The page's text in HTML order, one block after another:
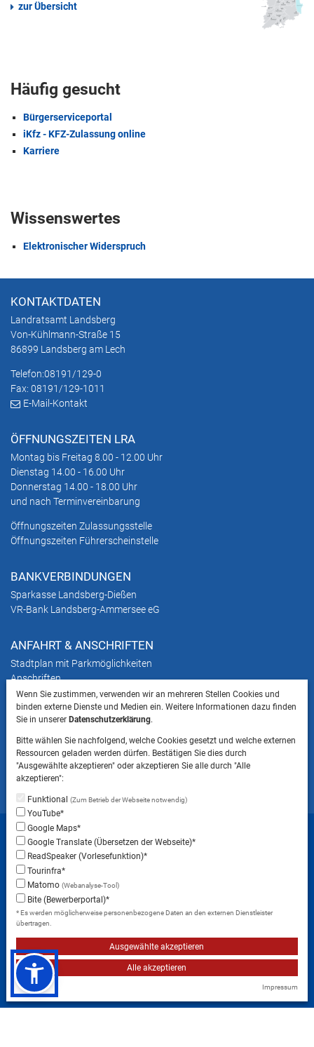
zur Übersicht
Häufig gesucht
Bürgerserviceportal
iKfz - KFZ-Zulassung online
Karriere
Wissenswertes
Elektronischer Widerspruch
KONTAKTDATEN
Landratsamt Landsberg
Von-Kühlmann-Straße 15
86899 Landsberg am Lech
Telefon:08191/129-0
Fax: 08191/129-1011
E-Mail-Kontakt
ÖFFNUNGSZEITEN LRA
Montag bis Freitag 8.00 - 12.00 Uhr
Dienstag 14.00 - 16.00 Uhr
Donnerstag 14.00 - 18.00 Uhr
und nach Terminvereinbarung
Öffnungszeiten Zulassungsstelle
Öffnungszeiten Führerscheinstelle
BANKVERBINDUNGEN
Sparkasse Landsberg-Dießen
VR-Bank Landsberg-Ammersee eG
ANFAHRT & ANSCHRIFTEN
Stadtplan mit Parkmöglichkeiten
Anschriften
HINWEIS
ins Landratsamt Landsberg am Lech NICHT
gestattet ist.
Startseite Sitemap
Datenschutzeinstellungen
Erklärung zur Barrierefreiheit
Instagram
Facebook
Wenn Sie zustimmen, verwenden wir an mehreren Stellen Cookies und
binden externe Dienste und Medien ein. Weitere Informationen dazu finden
Sie in unsererDatenschutzerklärung.
Bitte wählen Sie nachfolgend, welche Cookies gesetzt und welche externen
Ressourcen geladen werden dürfen. Bestätigen Sie dies durch
"Ausgewählte akzeptieren" oder akzeptieren Sie alle durch "Alle
akzeptieren":
Funktional(Zum Betrieb der Webseite notwendig)
YouTube*
Google Maps*
Google Translate (Übersetzen der Webseite)*
ReadSpeaker (Vorlesefunktion)*
Tourinfra*
Matomo(Webanalyse-Tool)
Bite (Bewerberportal)*
* Es werden möglicherweise personenbezogene Daten an den externen Dienstleister
übertragen.
Ausgewählte akzeptieren
Alle akzeptieren
Impressum